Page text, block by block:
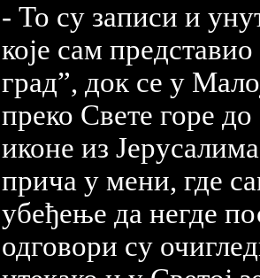
- То су записи и
које сам
град”, док се у
преко Свете горе
иконе из
прича у мени, где
убеђење да негде
одговори су